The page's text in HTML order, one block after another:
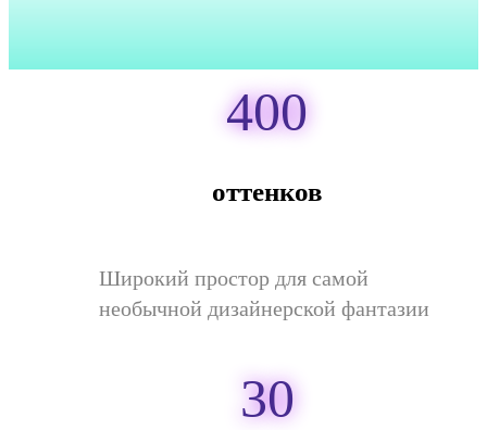
400
оттенков
Широкий простор для самой
необычной дизайнерской фантазии
30